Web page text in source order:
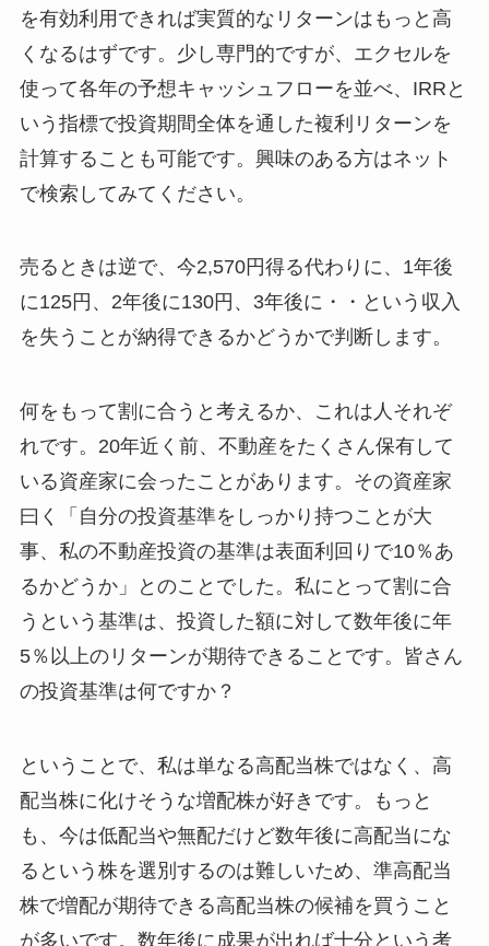
を有効利用できれば実質的なリターンはもっと高
くなるはずです。少し専門的ですが、エクセルを
使って各年の予想キャッシュフローを並べ、IRRと
いう指標で投資期間全体を通した複利リターンを
計算することも可能です。興味のある方はネット
で検索してみてください。
売るときは逆で、今2,570円得る代わりに、1年後
に125円、2年後に130円、3年後に・・という収入
を失うことが納得できるかどうかで判断します。
何をもって割に合うと考えるか、これは人それぞ
れです。20年近く前、不動産をたくさん保有して
いる資産家に会ったことがあります。その資産家
曰く「自分の投資基準をしっかり持つことが大
事、私の不動産投資の基準は表面利回りで10％あ
るかどうか」とのことでした。私にとって割に合
うという基準は、投資した額に対して数年後に年
5％以上のリターンが期待できることです。皆さん
の投資基準は何ですか？
ということで、私は単なる高配当株ではなく、高
配当株に化けそうな増配株が好きです。もっと
も、今は低配当や無配だけど数年後に高配当にな
るという株を選別するのは難しいため、準高配当
株で増配が期待できる高配当株の候補を買うこと
が多いです。数年後に成果が出れば十分という考